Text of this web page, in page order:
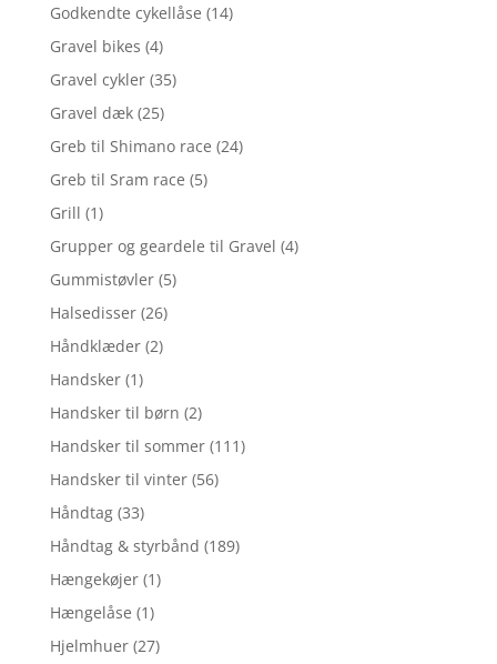
Godkendte cykellåse (14)
Gravel bikes (4)
Gravel cykler (35)
Gravel dæk (25)
Greb til Shimano race (24)
Greb til Sram race (5)
Grill (1)
Grupper og geardele til Gravel (4)
Gummistøvler (5)
Halsedisser (26)
Håndklæder (2)
Handsker (1)
Handsker til børn (2)
Handsker til sommer (111)
Handsker til vinter (56)
Håndtag (33)
Håndtag & styrbånd (189)
Hængekøjer (1)
Hængelåse (1)
Hjelmhuer (27)